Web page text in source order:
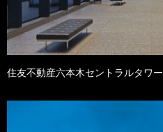
住友不動産六本木セントラルタワー